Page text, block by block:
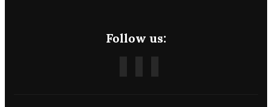
Follow us: